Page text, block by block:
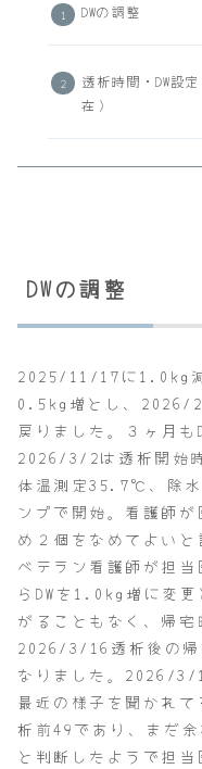
DWの調整
透析時間・DW設
在）
DWの調整
2025/11/17に1.0kg
0.5kg増とし、2026/
戻りました。３ヶ月も
2026/3/2は透析開始
体温測定35.7℃、除水
ンプで開始。看護師
め２個をなめてよいと
ベテラン看護師が担
らDWを1.0kg増に変
がることもなく、帰宅
2026/3/16透析後の帰
なりました。2026/3/
最近の様子を聞かれ
析前49であり、まだ
と判断したようで担